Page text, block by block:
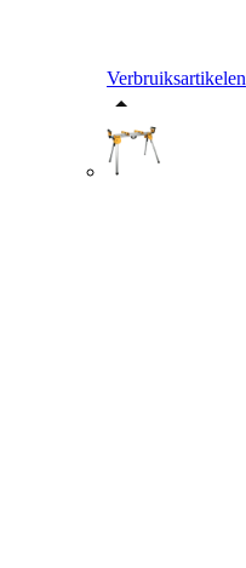
Verbruiksartikelen